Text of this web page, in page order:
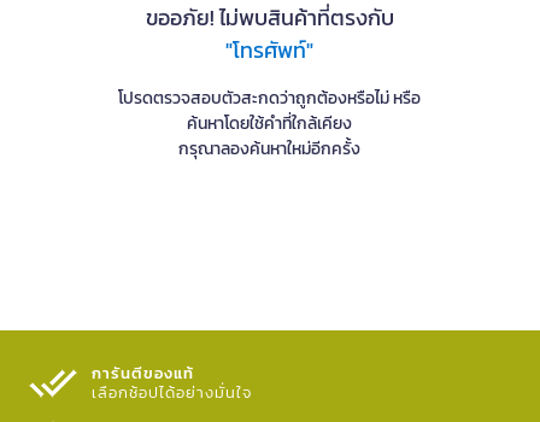
ขออภัย! ไม่พบสินค้าที่ตรงกับ
"โทรศัพท์"
โปรดตรวจสอบตัวสะกดว่าถูกต้องหรือไม่ หรือ
ค้นหาโดยใช้คำที่ใกล้เคียง
กรุณาลองค้นหาใหม่อีกครั้ง
การันตีของแท้
เลือกช้อปได้อย่างมั่นใจ​